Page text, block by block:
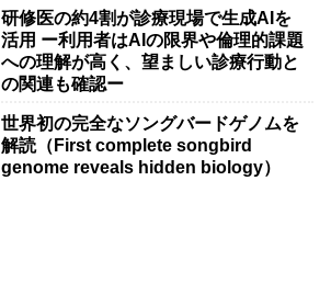
研修医の約4割が診療現場で生成AIを
活用 ー利用者はAIの限界や倫理的課題
への理解が高く、望ましい診療行動と
の関連も確認ー
世界初の完全なソングバードゲノムを
解読（First complete songbird
genome reveals hidden biology）